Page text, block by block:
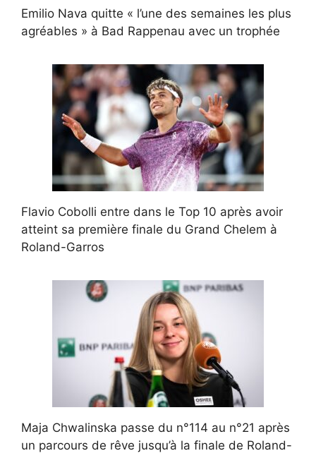
Emilio Nava quitte « l’une des semaines les plus
agréables » à Bad Rappenau avec un trophée
Flavio Cobolli entre dans le Top 10 après avoir
atteint sa première finale du Grand Chelem à
Roland-Garros
Maja Chwalinska passe du n°114 au n°21 après
un parcours de rêve jusqu’à la finale de Roland-